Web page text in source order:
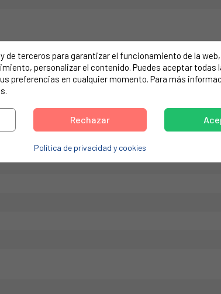
Suele estar formado por números y letras.
de terceros para garantizar el funcionamiento de la
personalizar el contenido. Puedes aceptar todas
preferencias en cualquier momento. Para más
Rechazar
Política de privacidad y cookies